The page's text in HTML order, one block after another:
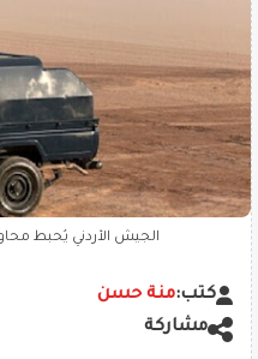
الجيش الأردني يُحبط
كتب:منة حسن
مشاركة